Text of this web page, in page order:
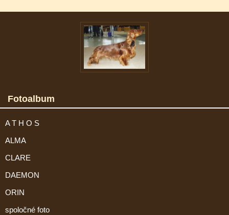
Fotoalbum
A T H O S
ALMA
CLARE
DAEMON
ORIN
spoločné foto